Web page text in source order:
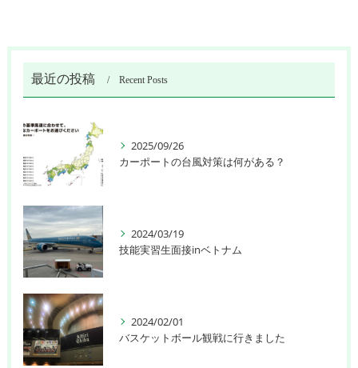
最近の投稿 Recent Posts
2025/09/26
カーポートの台風対策は何がある？
2024/03/19
技能実習生面接inベトナム
2024/02/01
バスケットボール観戦に行きました